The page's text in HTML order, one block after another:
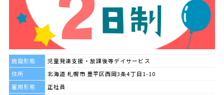
施設形態
児童発達支援・放課後等デイサービス
住所
北海道 札幌市 豊平区西岡3条4丁目1-10
雇用形態
正社員